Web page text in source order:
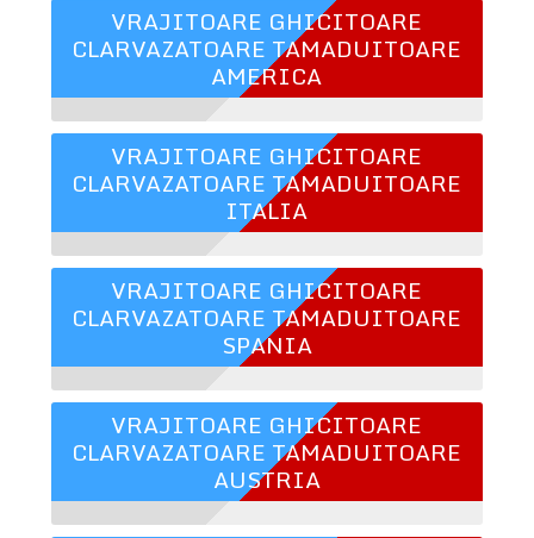
VRAJITOARE GHICITOARE
CLARVAZATOARE TAMADUITOARE
AMERICA
VRAJITOARE GHICITOARE
CLARVAZATOARE TAMADUITOARE
ITALIA
VRAJITOARE GHICITOARE
CLARVAZATOARE TAMADUITOARE
SPANIA
VRAJITOARE GHICITOARE
CLARVAZATOARE TAMADUITOARE
AUSTRIA